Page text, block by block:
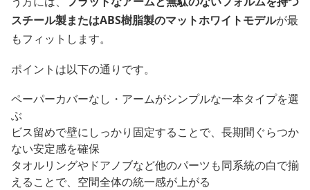
スチール製またはABS樹脂製のマットホワイトモデルが最
もフィットします。
ポイントは以下の通りです。
ペーパーカバーなし・アームがシンプルな一本タイプを選
ぶ
ビス留めで壁にしっかり固定することで、長期間ぐらつか
ない安定感を確保
タオルリングやドアノブなど他のパーツも同系統の白で揃
えることで、空間全体の統一感が上がる